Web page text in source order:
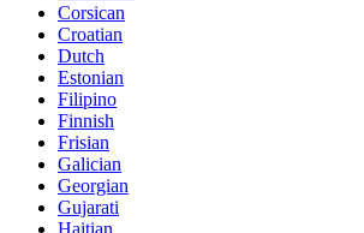
Corsican
Croatian
Dutch
Estonian
Filipino
Finnish
Frisian
Galician
Georgian
Gujarati
Haitian